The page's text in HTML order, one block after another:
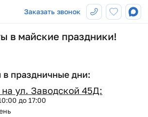
Заказать звонок
в майские праздники!
в праздничные дни:
ул. Заводской 45Д:
до 17:00